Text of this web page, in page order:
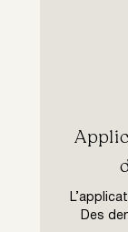
Des